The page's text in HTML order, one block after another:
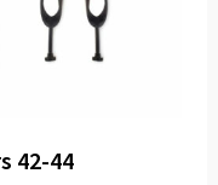
42-44